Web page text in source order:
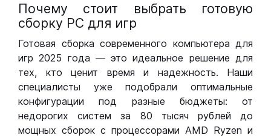
Почему стоит выбрать готовую
сборку РС для игр
Готовая сборка современного компьютера для
игр 2025 года — это идеальное решение для
тех, кто ценит время и надежность. Наши
специалисты уже подобрали оптимальные
конфигурации под разные бюджеты: от
недорогих систем за 80 тысяч рублей до
мощных сборок с процессорами AMD Ryzen и